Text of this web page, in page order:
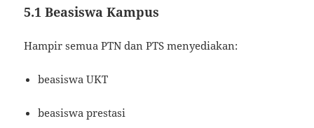
5.1 Beasiswa Kampus
Hampir semua PTN dan PTS menyediakan:
beasiswa UKT
beasiswa prestasi